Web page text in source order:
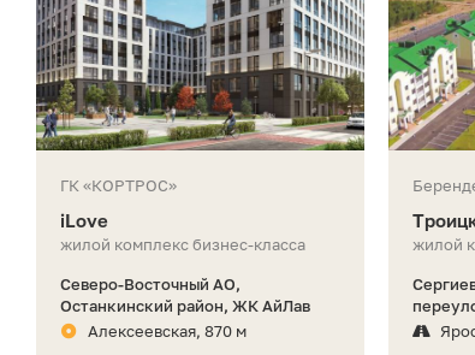
ГК «КОРТРОС»
iLove
жилой комплекс бизнес-класса
Северо-Восточный АО,
Останкинский район, ЖК АйЛав
Алексеевская, 870 м
жилой